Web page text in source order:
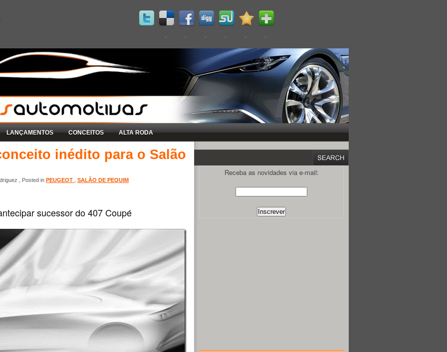
LANÇAMENTOS CONCEITOS ALTA RODA
inédito para o Salão
, Posted in PEUGEOT SALÃO DE PEQUIM
sucessor do 407 Coupé
Receba as novidades via e-mail: